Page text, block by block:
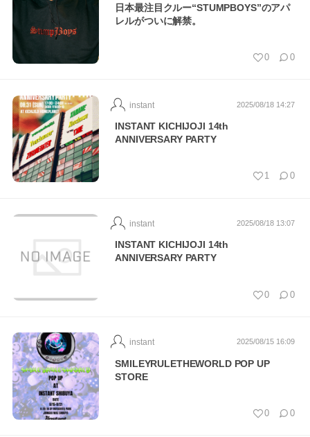
日本最注目クルー“STUMPBOYS”のアパ
レルがついに解禁。
0 0
2025/08/18 14:27
instant
INSTANT KICHIJOJI 14th
ANNIVERSARY PARTY
1 0
2025/08/18 13:07
instant
INSTANT KICHIJOJI 14th
ANNIVERSARY PARTY
0 0
2025/08/15 16:09
instant
SMILEYRULETHEWORLD POP UP
STORE
0 0